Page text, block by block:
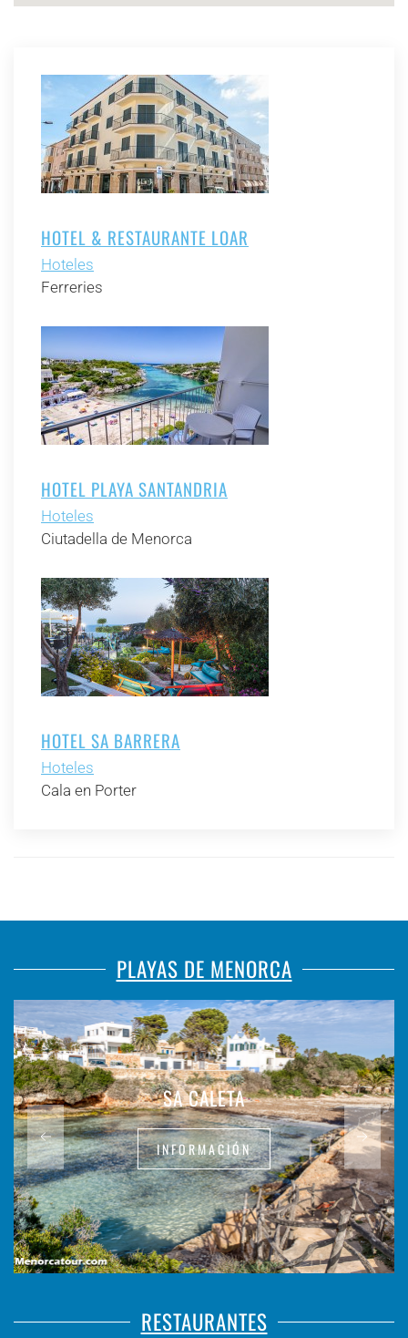
HOTEL & RESTAURANTE LOAR
Hoteles
Ferreries
HOTEL PLAYA SANTANDRIA
Hoteles
Ciutadella de Menorca
HOTEL SA BARRERA
Hoteles
Cala en Porter
PLAYAS DE MENORCA
SA CALETA
INFORMACIÓN
RESTAURANTES